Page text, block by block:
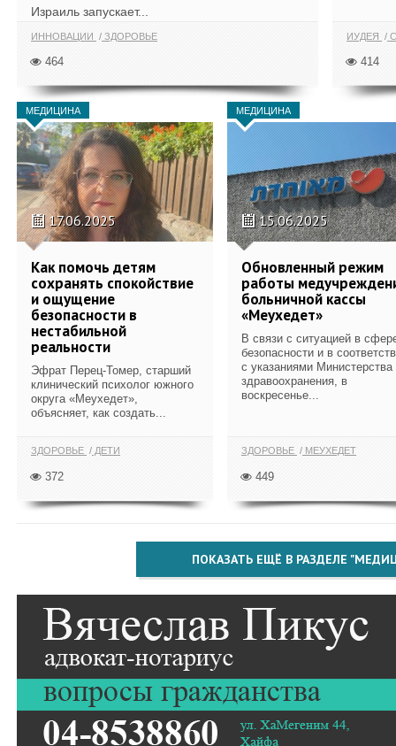
Израиль запускает...
ИННОВАЦИИ ЗДОРОВЬЕ
464
ИУДЕЯ
414
МЕДИЦИНА
17.06.2025
Как помочь детям
сохранять спокойствие
и ощущение
безопасности в
нестабильной
реальности
Эфрат Перец-Томер, старший
клинический психолог южного
округа «Меухедет»,
объясняет, как создать...
ЗДОРОВЬЕ ДЕТИ
372
МЕДИЦИНА
15.06.2025
Обновленный режим
работы
больничной кассы
«Меухедет»
В связи с ситуацией в
безопасности и в
с указаниями Министерства
здравоохранения, в
воскресенье...
ЗДОРОВЬЕ МЕУХЕДЕТ
449
ПОКАЗАТЬ ЕЩЁ В РАЗДЕЛЕ